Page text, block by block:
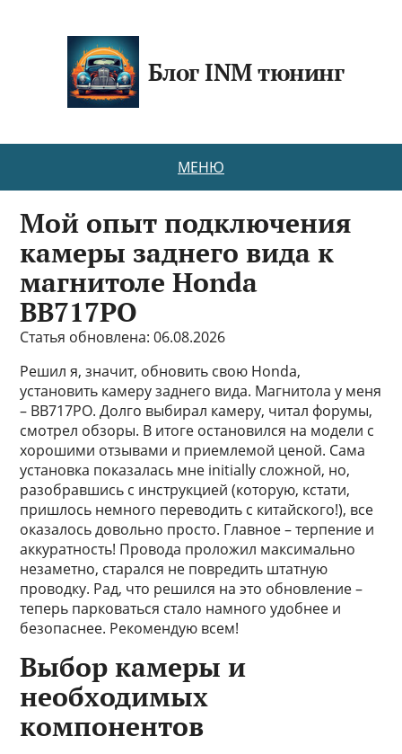
Блог INM тюнинг
МЕНЮ
Мой опыт подключения
камеры заднего вида к
магнитоле Honda
BB717PO
Статья обновлена: 06.08.2026
Решил я, значит, обновить свою Honda,
установить камеру заднего вида. Магнитола у меня
– BB717PO. Долго выбирал камеру, читал форумы,
смотрел обзоры. В итоге остановился на модели с
хорошими отзывами и приемлемой ценой. Сама
установка показалась мне initially сложной, но,
разобравшись с инструкцией (которую, кстати,
пришлось немного переводить с китайского!), все
оказалось довольно просто. Главное – терпение и
аккуратность! Провода проложил максимально
незаметно, старался не повредить штатную
проводку. Рад, что решился на это обновление –
теперь парковаться стало намного удобнее и
безопаснее. Рекомендую всем!
Выбор камеры и
необходимых
компонентов